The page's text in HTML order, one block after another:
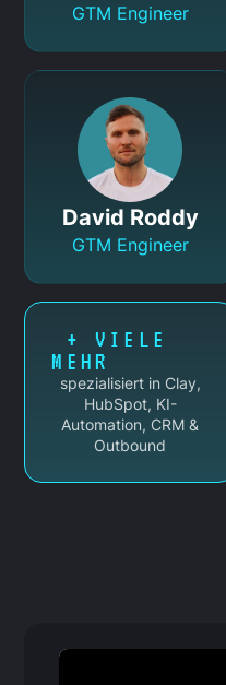
GTM Engineer
David Roddy
GTM Engineer
+ VIELE
MEHR
spezialisiert in Clay,
HubSpot, KI-
Automation, CRM &
Outbound